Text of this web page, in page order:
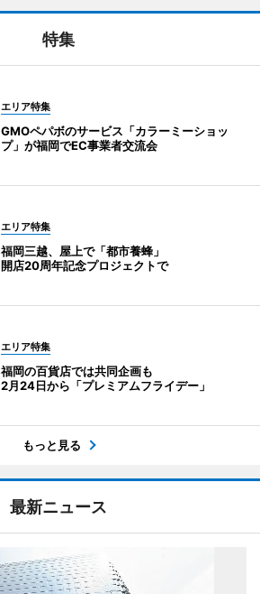
特集
エリア特集
GMOペパボのサービス「カラーミーショッ
プ」が福岡でEC事業者交流会
エリア特集
福岡三越、屋上で「都市養蜂」
開店20周年記念プロジェクトで
エリア特集
福岡の百貨店では共同企画も
2月24日から「プレミアムフライデー」
もっと見る
最新ニュース